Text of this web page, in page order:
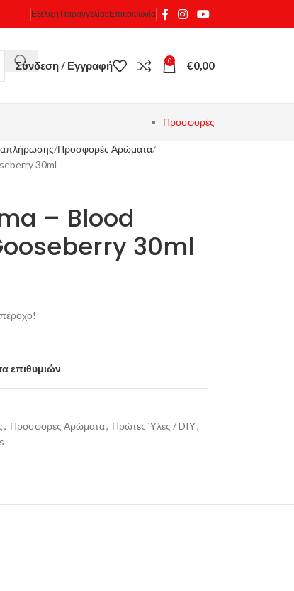
Εξέλιξη ΠαραγγελίαςΕπικοινωνία
Σύνδεση / Εγγραφή 0 €0,00
Προσφορές
Προσφορές Αρώματα
30ml
– Blood
30ml
επιθυμιών
, Προσφορές Αρώματα, Πρώτες Ύλες / DIY,